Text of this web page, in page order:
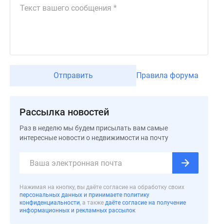
#траншевая
новостроек
застройщиком
Поиск
Отправить Правила форума
Рассылка новостей
Раз в неделю мы будем присылать вам самые
интересные новости о недвижимости на почту
Нажимая на кнопку, вы даёте согласие на обработку своих
персональных данных и принимаете политику
конфиденциальности, а также даёте согласие на получение
информационных и рекламных рассылок